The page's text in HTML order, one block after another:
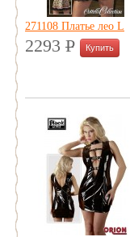
271108 Платье лео L
2293 P
УБ.